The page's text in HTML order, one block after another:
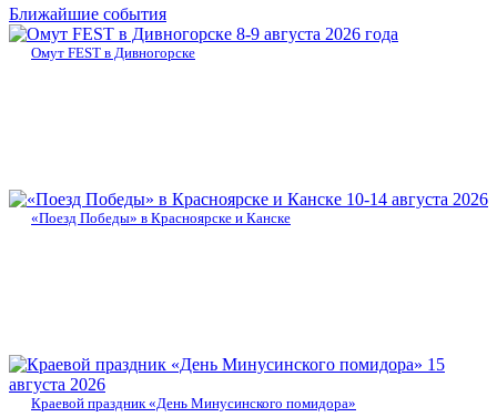
Ближайшие события
8-9 августа 2026 года
Омут FEST в Дивногорске
10-14 августа 2026
«Поезд Победы» в Красноярске и Канске
15
августа 2026
Краевой праздник «День Минусинского помидора»